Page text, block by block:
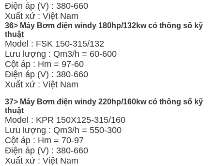
Điện áp (V) : 380-660
Xuất xứ : Việt Nam
36> Máy Bơm điện windy 180hp/132kw có thông số kỹ
thuật
Model : FSK 150-315/132
Lưu lượng : Qm3/h = 60-600
Cột áp : Hm = 97-60
Điện áp (V) : 380-660
Xuất xứ : Việt Nam
37> Máy Bơm điện windy 220hp/160kw có thông số kỹ
thuật
Model : KPR 150X125-315/160
Lưu lượng : Qm3/h = 550-300
Cột áp : Hm = 70-97
Điện áp (V) : 380-660
Xuất xứ : Việt Nam